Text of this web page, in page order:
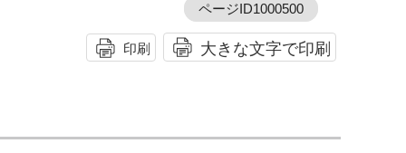
ページID1000500
印刷 大きな文字で印刷